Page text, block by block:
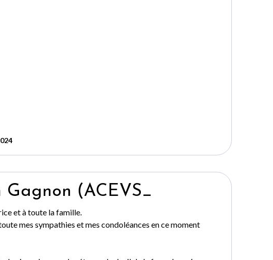
(ACEVS_
et à toute la famille.
mes sympathies et mes condoléances en ce moment